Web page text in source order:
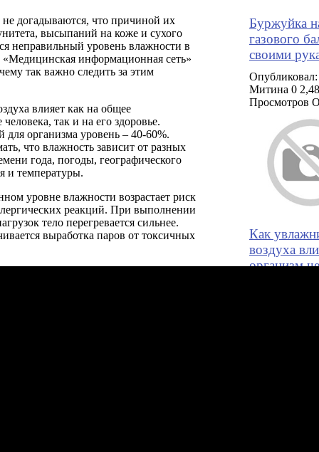
догадываются, что причиной их
высыпаний на коже и сухого
неправильный уровень влажности в
информационная сеть»
так важно следить за этим
влияет как на общее
человека, так и на его здоровье.
организма уровень – 40-60%.
что влажность зависит от разных
года, погоды, географического
и температуры.
уровне влажности возрастает риск
реакций. При выполнении
тело перегревается сильнее.
выработка паров от токсичных
Буржуйка
газового
своими
Митина 0
Просмотров
Как
воздуха
организм